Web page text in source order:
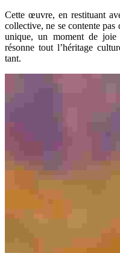
Cette œuvre, en restituant
collective, ne se contente
unique, un moment de joie
résonne tout l’héritage
tant.